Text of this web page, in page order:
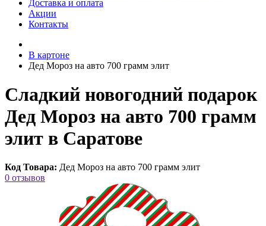
Доставка и оплата
Акции
Контакты
В картоне
Дед Мороз на авто 700 грамм элит
Сладкий новогодний подарок
Дед Мороз на авто 700 грамм
элит в Саратове
Код Товара: Дед Мороз на авто 700 грамм элит
0 отзывов